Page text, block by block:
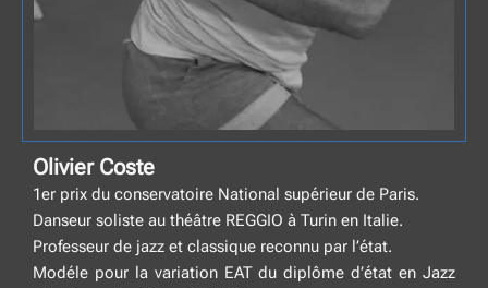
Olivier Coste
1er prix du conservatoire National supérieur de Paris.
Danseur soliste au théâtre REGGIO à Turin en Italie.
Professeur de jazz et classique reconnu par l’état.
Modéle pour la variation EAT du diplôme d’état en Jazz